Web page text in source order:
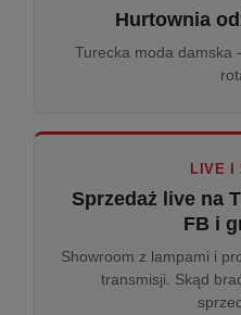
Hurtownia
Turecka moda damska
LIVE I
Sprzedaż live na
FB i
Showroom z lampami i
transmisji. Skąd